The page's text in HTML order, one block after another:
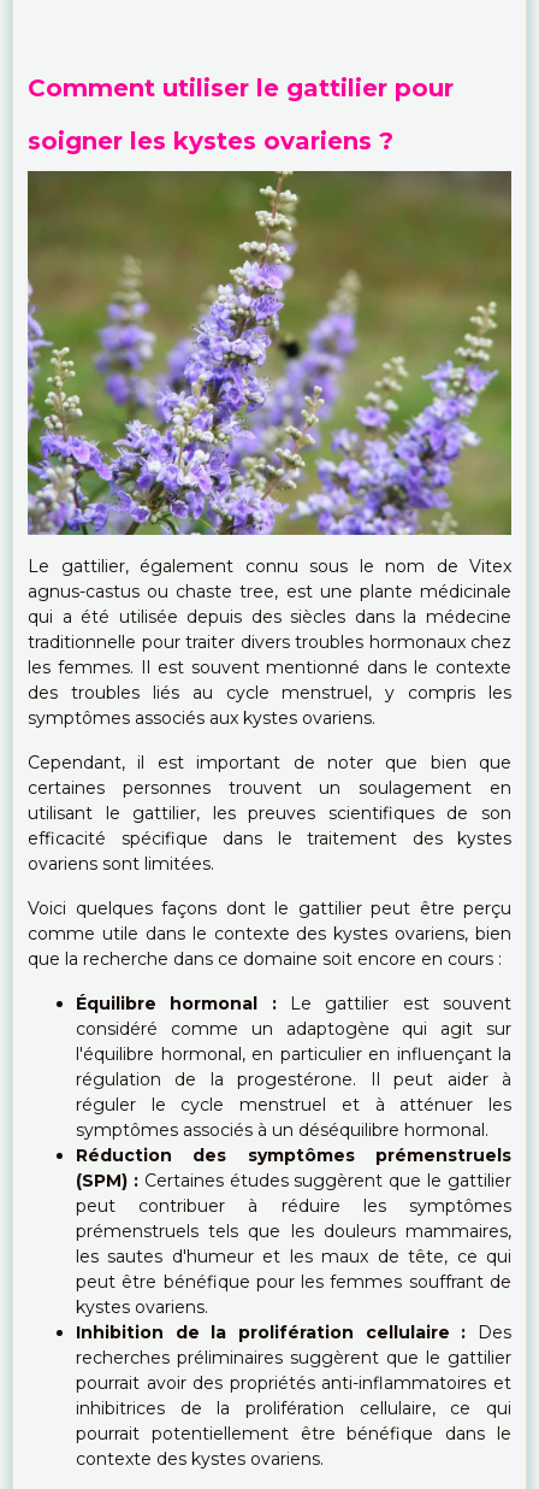
Comment utiliser le gattilier pour
soigner les kystes ovariens ?
Le gattilier, également connu sous le nom de Vitex
agnus-castus ou chaste tree, est une plante médicinale
qui a été utilisée depuis des siècles dans la médecine
traditionnelle pour traiter divers troubles hormonaux chez
les femmes. Il est souvent mentionné dans le contexte
des troubles liés au cycle menstruel, y compris les
symptômes associés aux kystes ovariens.
Cependant, il est important de noter que bien que
certaines personnes trouvent un soulagement en
utilisant le gattilier, les preuves scientifiques de son
efficacité spécifique dans le traitement des kystes
ovariens sont limitées.
Voici quelques façons dont le gattilier peut être perçu
comme utile dans le contexte des kystes ovariens, bien
que la recherche dans ce domaine soit encore en cours :
Équilibre hormonal :Le gattilier est souvent
considéré comme un adaptogène qui agit sur
l'équilibre hormonal, en particulier en influençant la
régulation de la progestérone. Il peut aider à
réguler le cycle menstruel et à atténuer les
symptômes associés à un déséquilibre hormonal.
Réduction des symptômes prémenstruels
(SPM) :Certaines études suggèrent que le gattilier
peut contribuer à réduire les symptômes
prémenstruels tels que les douleurs mammaires,
les sautes d'humeur et les maux de tête, ce qui
peut être bénéfique pour les femmes souffrant de
kystes ovariens.
Inhibition de la prolifération cellulaire : Des
recherches préliminaires suggèrent que le gattilier
pourrait avoir des propriétés anti-inflammatoires et
inhibitrices de la prolifération cellulaire, ce qui
pourrait potentiellement être bénéfique dans le
contexte des kystes ovariens.